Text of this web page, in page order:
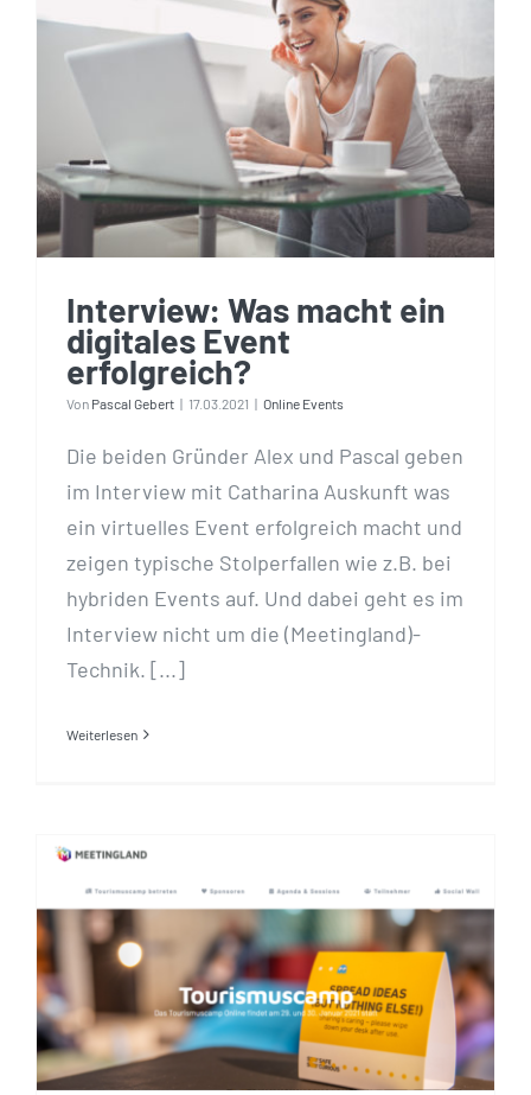
Interview: Was macht ein
digitales Event
erfolgreich?
Interview: Was macht ein
digitales Event
erfolgreich?
Von Pascal Gebert | 17.03.2021 | Online Events
Die beiden Gründer Alex und Pascal geben
im Interview mit Catharina Auskunft was
ein virtuelles Event erfolgreich macht und
zeigen typische Stolperfallen wie z.B. bei
hybriden Events auf. Und dabei geht es im
Interview nicht um die (Meetingland)-
Technik. [...]
Weiterlesen
Wie funktioniert eine
virtuelle Konferenz?
Erfahrungsbericht Online
Barcamp